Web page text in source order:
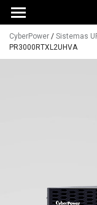
CyberPower / Sistemas
PR3000RTXL2UHVA